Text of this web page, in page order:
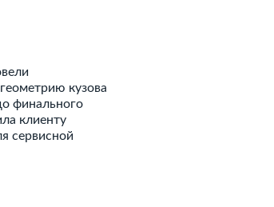
кузова
финального
клиенту
сервисной